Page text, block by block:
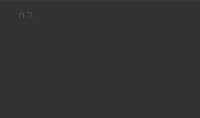
首页